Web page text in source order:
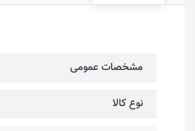
مشخصات عمومی
نوع کالا